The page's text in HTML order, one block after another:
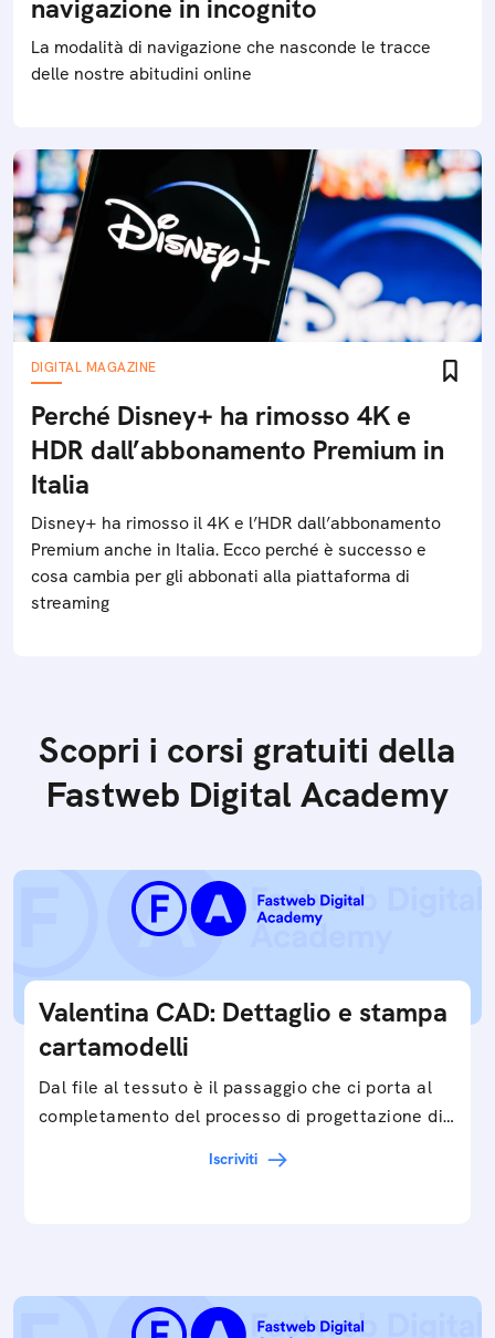
navigazione in incognito
La modalità di navigazione che nasconde le tracce
delle nostre abitudini online
DIGITAL MAGAZINE
Perché Disney+ ha rimosso 4K e
HDR dall’abbonamento Premium in
Italia
Disney+ ha rimosso il 4K e l’HDR dall’abbonamento
Premium anche in Italia. Ecco perché è successo e
cosa cambia per gli abbonati alla piattaforma di
streaming
Scopri i corsi gratuiti della
Fastweb Digital Academy
Valentina CAD: Dettaglio e stampa
cartamodelli
Dal file al tessuto è il passaggio che ci porta al
completamento del processo di progettazione di
Iscriviti